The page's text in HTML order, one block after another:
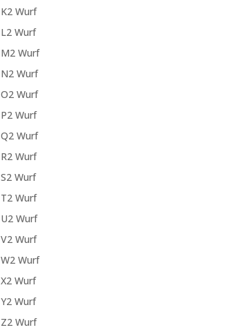
K2 Wurf
L2 Wurf
M2 Wurf
N2 Wurf
O2 Wurf
P2 Wurf
Q2 Wurf
R2 Wurf
S2 Wurf
T2 Wurf
U2 Wurf
V2 Wurf
W2 Wurf
X2 Wurf
Y2 Wurf
Z2 Wurf